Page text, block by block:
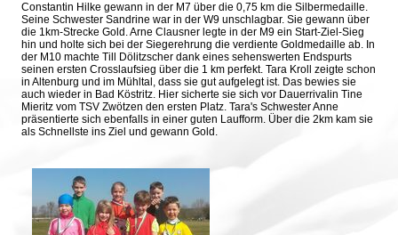
Constantin Hilke gewann in der M7 über die 0,75 km die Silbermedaille.
Seine Schwester Sandrine war in der W9 unschlagbar. Sie gewann über
die 1km-Strecke Gold. Arne Clausner legte in der M9 ein Start-Ziel-Sieg
hin und holte sich bei der Siegerehrung die verdiente Goldmedaille ab. In
der M10 machte Till Dölitzscher dank eines sehenswerten Endspurts
seinen ersten Crosslaufsieg über die 1 km perfekt. Tara Kroll zeigte schon
in Altenburg und im Mühltal, dass sie gut aufgelegt ist. Das bewies sie
auch wieder in Bad Köstritz. Hier sicherte sie sich vor Dauerrivalin Tine
Mieritz vom TSV Zwötzen den ersten Platz. Tara's Schwester Anne
präsentierte sich ebenfalls in einer guten Laufform. Über die 2km kam sie
als Schnellste ins Ziel und gewann Gold.